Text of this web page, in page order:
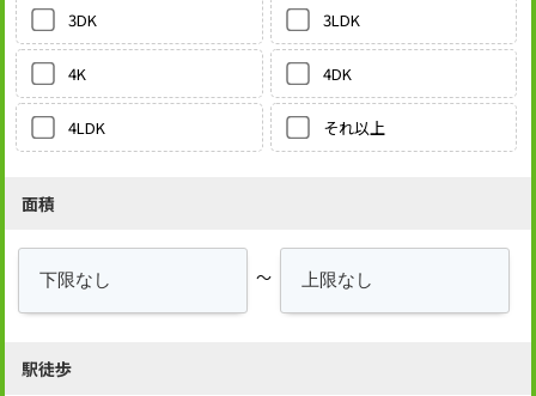
3DK 3LDK
4K 4DK
4LDK それ以上
面積
～
駅徒歩